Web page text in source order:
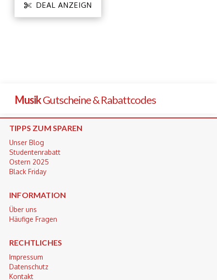
MusikGutscheine & Rabattcodes
DEAL ANZEIGN
TIPPS ZUM SPAREN
Unser Blog
Studentenrabatt
Ostern 2025
Black Friday
INFORMATION
Über uns
Häufige Fragen
RECHTLICHES
Impressum
Datenschutz
Kontakt